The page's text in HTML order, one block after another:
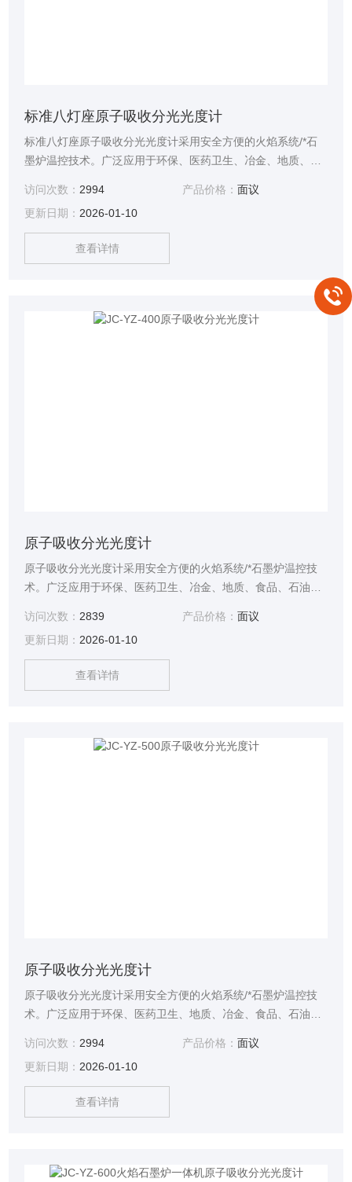
标准八灯座原子吸收分光光度计
标准八灯座原子吸收分光光度计采用安全方便的火焰系统/*石
墨炉温控技术。广泛应用于环保、医药卫生、冶金、地质、食
访问次数：2994 产品价格： 面议
更新日期：2026-01-10
查看详情
原子吸收分光光度计
原子吸收分光光度计采用安全方便的火焰系统/*石墨炉温控技
术。广泛应用于环保、医药卫生、冶金、地质、食品、石油化
访问次数：2839 产品价格： 面议
更新日期：2026-01-10
查看详情
原子吸收分光光度计
原子吸收分光光度计采用安全方便的火焰系统/*石墨炉温控技
术。广泛应用于环保、医药卫生、地质、冶金、食品、石油化
访问次数：2994 产品价格： 面议
更新日期：2026-01-10
查看详情